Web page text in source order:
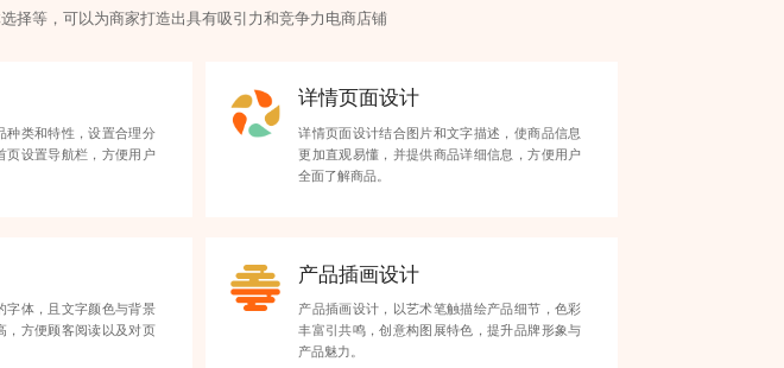
择等，可以为商家打造出具有吸引力和竞争力电商店铺
种类和特性，设置合理分
页设置导航栏，方便用户
详情页面设计
详情页面设计结合图片和文字描述，使商品信息
更加直观易懂，并提供商品详细信息，方便用户
全面了解商品。
字体，且文字颜色与背景
，方便顾客阅读以及对页
产品插画设计
产品插画设计，以艺术笔触描绘产品细节，色彩
丰富引共鸣，创意构图展特色，提升品牌形象与
产品魅力。